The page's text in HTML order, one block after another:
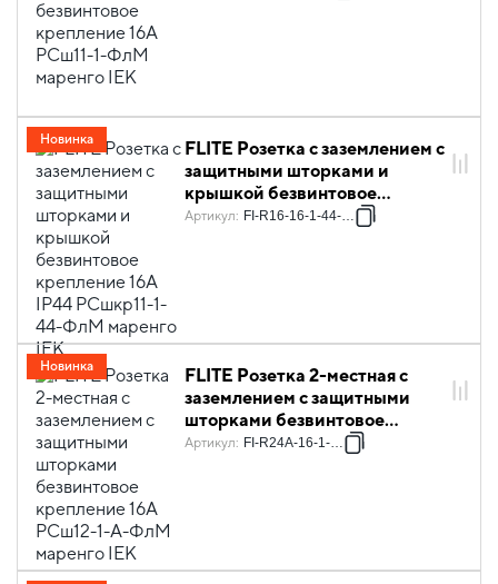
FLITE Розетка с заземлением с
защитными шторками и
крышкой безвинтовое
крепление 16А IP44 РСшкр11-
Артикул: FI-R16-16-1-44-K35
Новинка
FLITE Розетка 2-местная с
заземлением с защитными
шторками безвинтовое
крепление 16А РСш12-1-А-
Артикул: FI-R24A-16-1-K35
Новинка